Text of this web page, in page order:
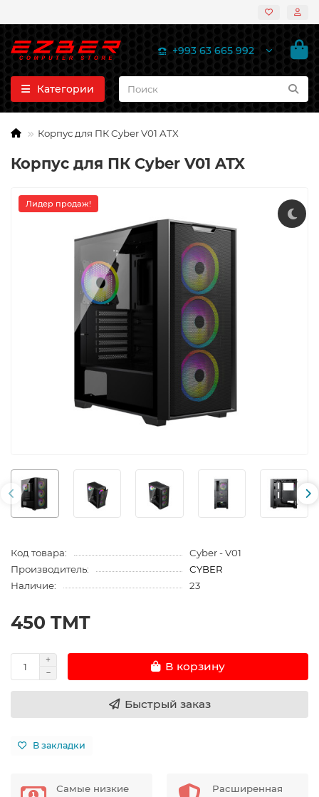
+993 63 665 992
Категории
Корпус для ПК Cyber V01 ATX
Корпус для ПК Cyber V01 ATX
Лидер продаж!
Код товара:
Cyber - V01
Производитель:
CYBER
Наличие:
23
450 TMT
В корзину
Быстрый заказ
В закладки
Самые низкие
Расширенная